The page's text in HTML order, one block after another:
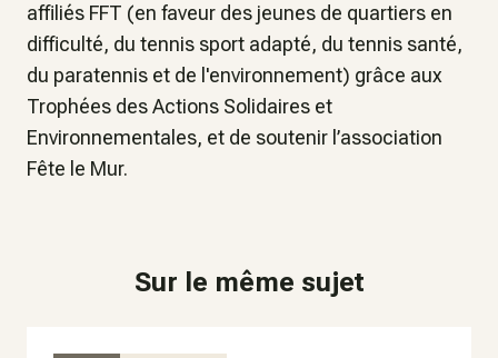
affiliés FFT (en faveur des jeunes de quartiers en
difficulté, du tennis sport adapté, du tennis santé,
du paratennis et de l'environnement) grâce aux
Trophées des Actions Solidaires et
Environnementales, et de soutenir l’association
Fête le Mur.
Sur le même sujet